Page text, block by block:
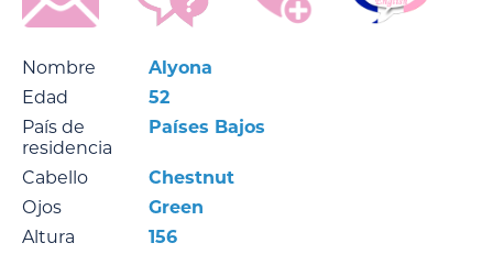
Nombre
Alyona
Edad
52
País de
residencia
Países Bajos
Cabello
Chestnut
Ojos
Green
Altura
156